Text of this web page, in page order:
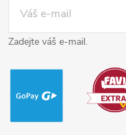
Zadejte váš e-mail.